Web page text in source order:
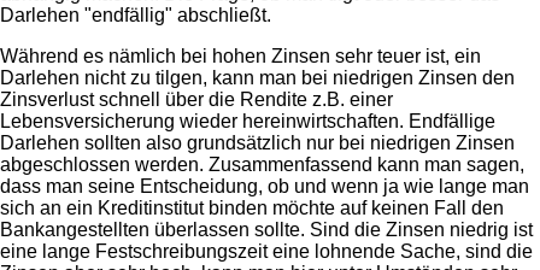
Darlehen "endfällig" abschließt.
Während es nämlich bei hohen Zinsen sehr teuer ist, ein
Darlehen nicht zu tilgen, kann man bei niedrigen Zinsen den
Zinsverlust schnell über die Rendite z.B. einer
Lebensversicherung wieder hereinwirtschaften. Endfällige
Darlehen sollten also grundsätzlich nur bei niedrigen Zinsen
abgeschlossen werden. Zusammenfassend kann man sagen,
dass man seine Entscheidung, ob und wenn ja wie lange man
sich an ein Kreditinstitut binden möchte auf keinen Fall den
Bankangestellten überlassen sollte. Sind die Zinsen niedrig ist
eine lange Festschreibungszeit eine lohnende Sache, sind die